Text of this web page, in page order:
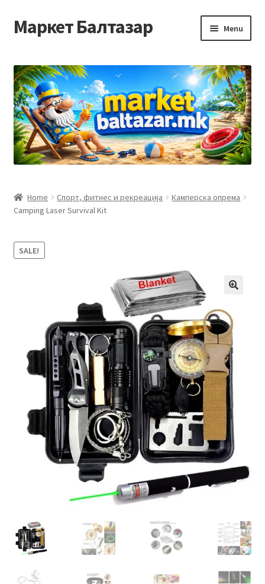
Skip
to
Skip
to
Маркет Балтазар Menu
Checkout
Homepage
Privacy Policy
Контакт
Корисничка подршка
Рекламации и замена на производ
Сите производи
Услови за користење
Home Спорт, фитнес и рекреација
Камперска опрема
Camping Laser Survival Kit
SALE!